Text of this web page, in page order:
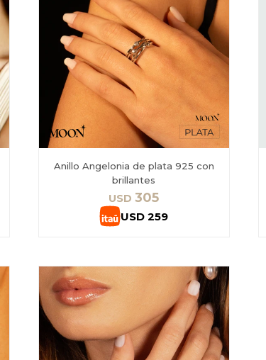
Anillo Angelonia de plata 925 con
brillantes
USD 305
USD 259